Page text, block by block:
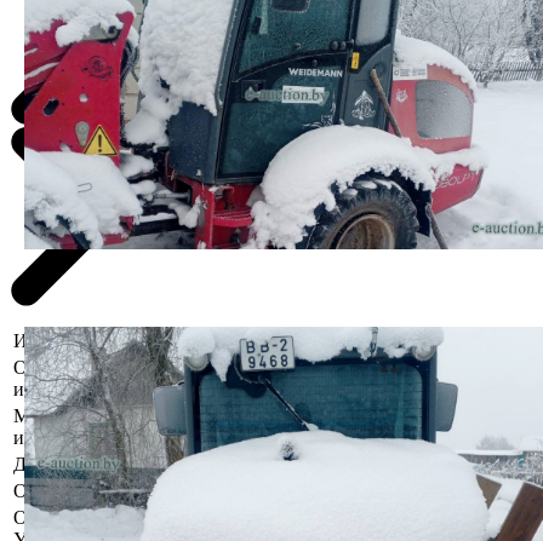
Информация о предмете торгов
Описание
имущества
Бывшее в употреблении, при
разборке возможно выявление скрытых
Местоположение
имущества
Витебская область, Чашникский р-н, аг.
Должник
Общество с ограниченной
Обременения
Осмотр объекта